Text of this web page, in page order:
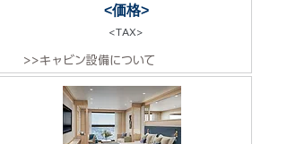
<価格>
<TAX>
>>キャビン設備について